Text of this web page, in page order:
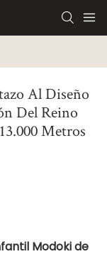
Al Diseño
Del Reino
Metros
Modoki de